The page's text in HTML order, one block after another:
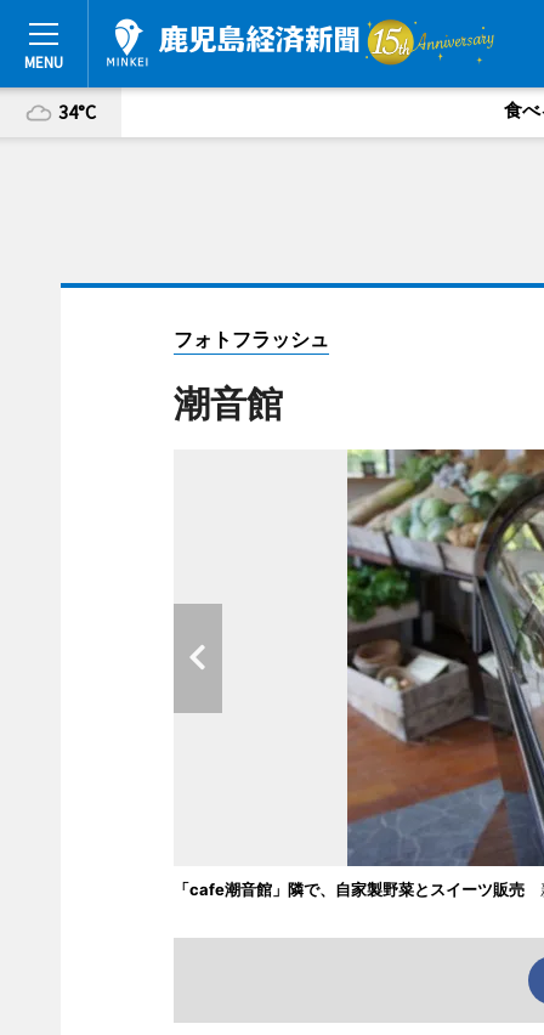
34°C 食べ
フォトフラッシュ
潮音館
「cafe潮音館」隣で、自家製野菜とスイーツ販売新